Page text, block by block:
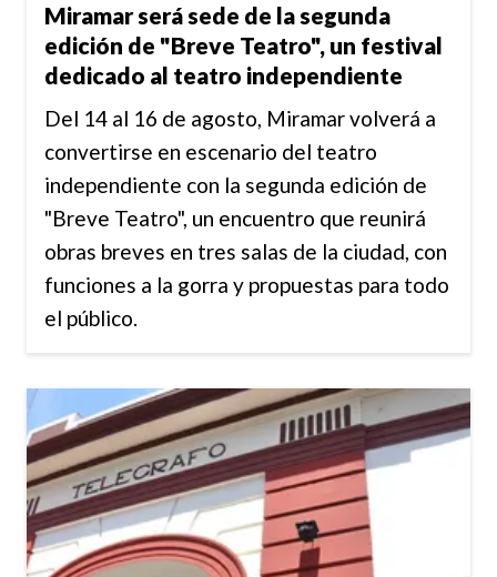
Miramar será sede de la segunda
edición de "Breve Teatro", un festival
dedicado al teatro independiente
Del 14 al 16 de agosto, Miramar volverá a
convertirse en escenario del teatro
independiente con la segunda edición de
"Breve Teatro", un encuentro que reunirá
obras breves en tres salas de la ciudad, con
funciones a la gorra y propuestas para todo
el público.